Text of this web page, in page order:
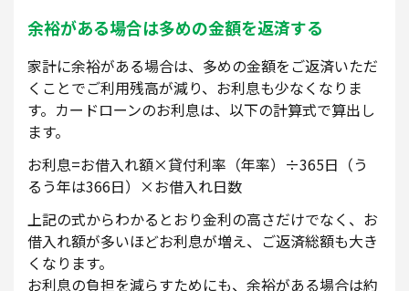
余裕がある場合は多めの金額を返済する
家計に余裕がある場合は、多めの金額をご返済いただ
くことでご利用残高が減り、お利息も少なくなりま
す。カードローンのお利息は、以下の計算式で算出し
ます。
お利息=お借入れ額×貸付利率（年率）÷365日（う
るう年は366日）×お借入れ日数
上記の式からわかるとおり金利の高さだけでなく、お
借入れ額が多いほどお利息が増え、ご返済総額も大き
くなります。
お利息の負担を減らすためにも、余裕がある場合は約